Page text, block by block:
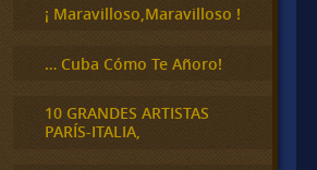
¡ Maravilloso,Maravilloso !
… Cuba Cómo Te Añoro!
10 GRANDES ARTISTAS
PARÍS-ITALIA,